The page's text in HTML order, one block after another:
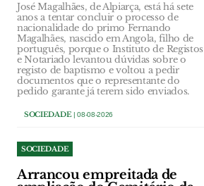
José Magalhães, de Alpiarça, está há sete
anos a tentar concluir o processo de
nacionalidade do primo Fernando
Magalhães, nascido em Angola, filho de
português, porque o Instituto de Registos
e Notariado levantou dúvidas sobre o
registo de baptismo e voltou a pedir
documentos que o representante do
pedido garante já terem sido enviados.
SOCIEDADE| 08-08-2026
SOCIEDADE
Arrancou empreitada de